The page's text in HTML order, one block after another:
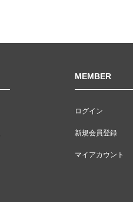
MEMBER
ログイン
新規会員登録
マイアカウント